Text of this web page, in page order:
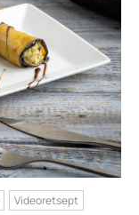
Videoretsept